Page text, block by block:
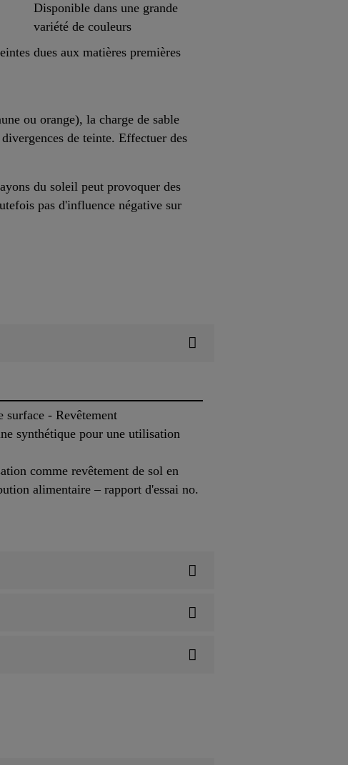
Disponible dans une grande
variété de couleurs
dues aux matières premières
ou orange), la charge de sable
de teinte. Effectuer des
du soleil peut provoquer des
pas d'influence négative sur
surface - Revêtement
synthétique pour une utilisation
comme revêtement de sol en
alimentaire – rapport d'essai no.